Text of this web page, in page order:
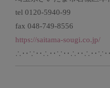
tel 0120-5940-99
fax 048-749-8556
https://saitama-sougi.co.jp/